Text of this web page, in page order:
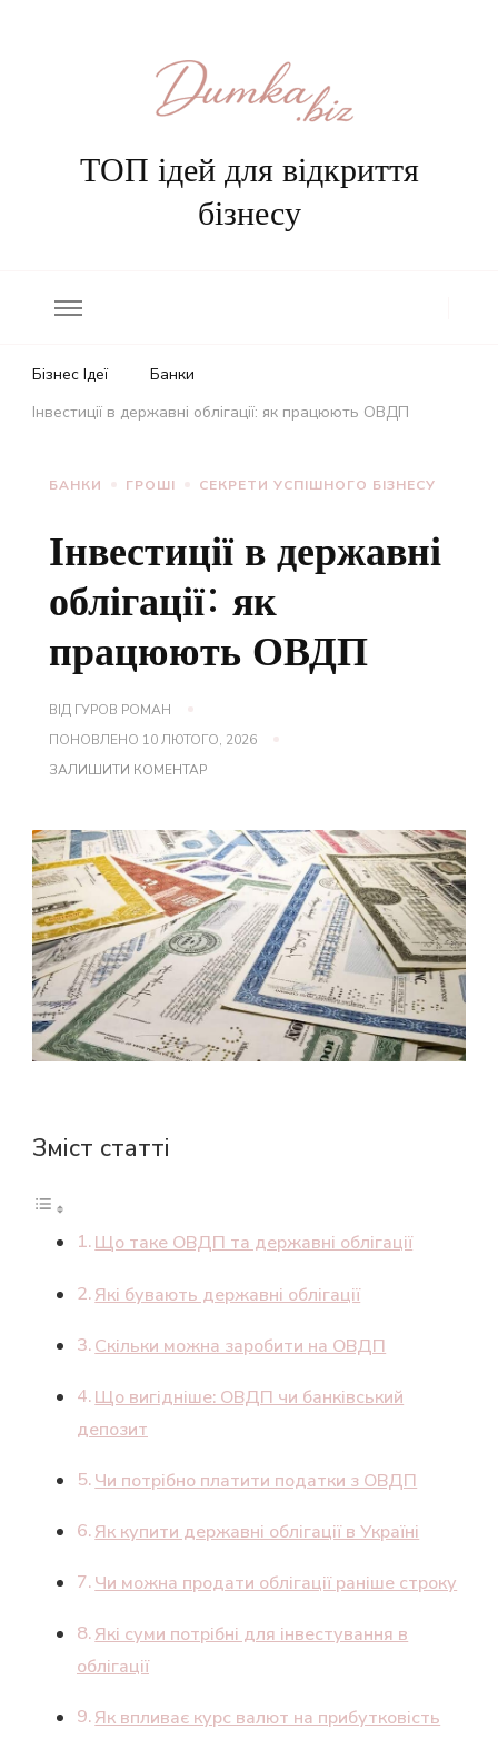
ТОП ідей для відкриття
бізнесу
Бізнес Ідеї
Банки
Інвестиції в державні облігації: як працюють ОВДП
БАНКИ ГРОШІ СЕКРЕТИ УСПІШНОГО БІЗНЕСУ
Інвестиції в державні
облігації: як
працюють ОВДП
ВІД ГУРОВ РОМАН
ПОНОВЛЕНО 10 ЛЮТОГО, 2026
ЗАЛИШИТИ КОМЕНТАРДО
ОБЛІГАЦІЇ:
ЯК
ПРАЦЮЮТЬ
ОВДП
Зміст статті
Що таке ОВДП та державні облігації
Які бувають державні облігації
Скільки можна заробити на ОВДП
Що вигідніше: ОВДП чи банківський
депозит
Чи потрібно платити податки з ОВДП
Як купити державні облігації в Україні
Чи можна продати облігації раніше строку
Які суми потрібні для інвестування в
облігації
Як впливає курс валют на прибутковість